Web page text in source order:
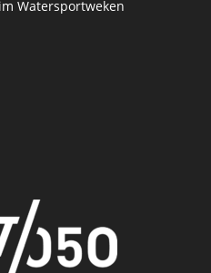
Watersportweken